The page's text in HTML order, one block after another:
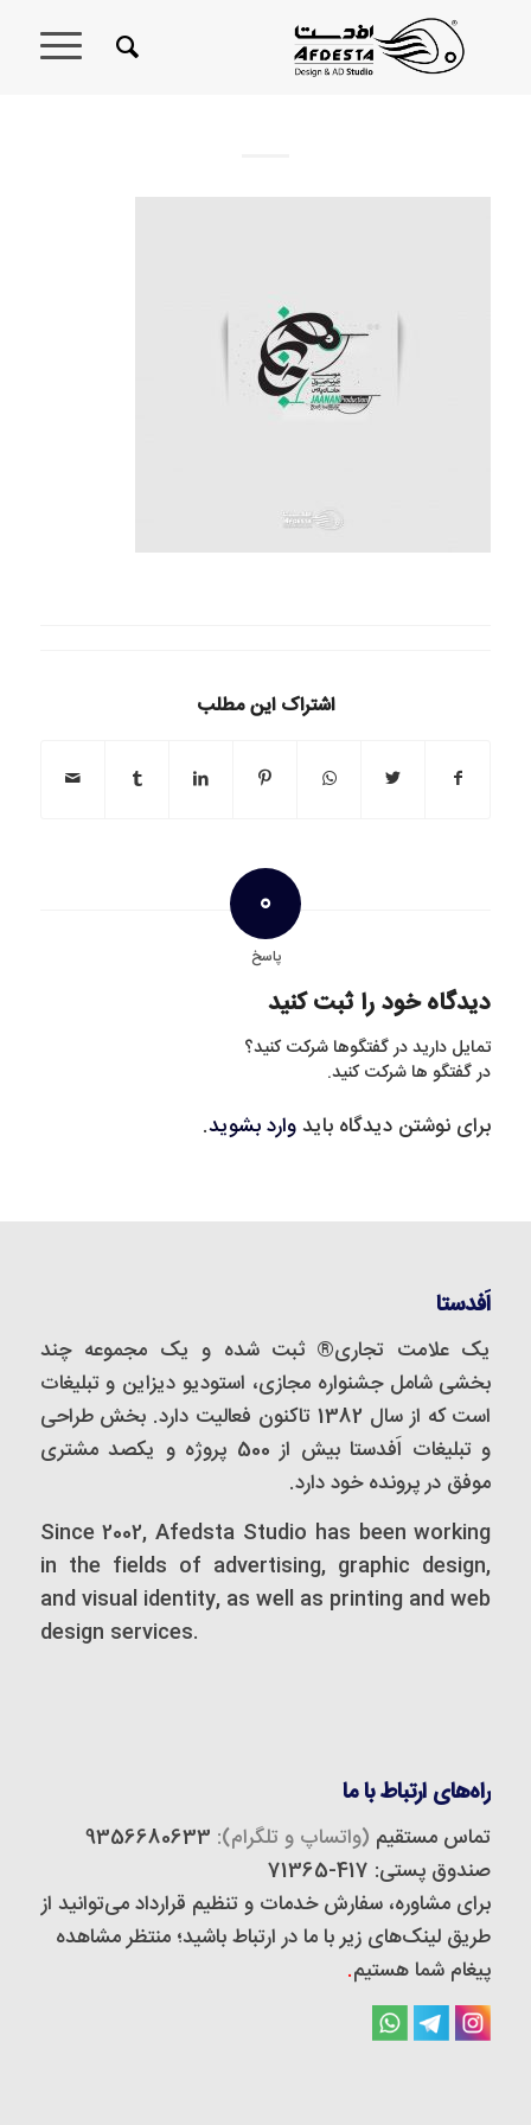
اشتراک این مطلب
0
پاسخ
دیدگاه خود را ثبت کنید
تمایل دارید در گفتگوها شرکت کنید؟
در گفتگو ها شرکت کنید.
برای نوشتن دیدگاه بایدوارد بشوید.
اَفدستا
یک علامت تجاری® ثبت شده و یک مجموعه‌ چند
بخشی شامل جشنواره مجازی، استودیو دیزاین و تبلیغات
است که از سال 1382 تاکنون فعالیت دارد. بخش طراحی
و تبلیغات اَفدستا بیش از 500 پروژه و یکصد مشتری
موفق در پرونده خود دارد.
Since 2002, Afedsta Studio has been working
in the fields of advertising, graphic design,
and visual identity, as well as printing and web
design services.
راه‌های ارتباط با ما
تماس مستقیم (واتساپ و تلگرام):
صندوق پستی: 417-71365
برای مشاوره، سفارش خدمات و تنظیم قرارداد می‌توانید از
طریق لینک‌های زیر با ما در ارتباط باشید؛ منتظر مشاهده
پیغام شما هستیم.